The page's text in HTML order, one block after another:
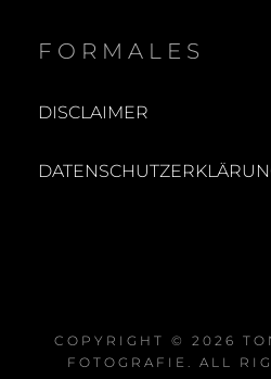
FORMALES
DISCLAIMER
COPYRIGHT © 2026
OTOGRAFIE
. ALL